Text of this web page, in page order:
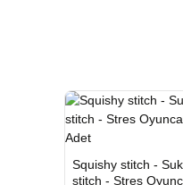
TESLİMAT
Squishy stitch -
stitch - Stres